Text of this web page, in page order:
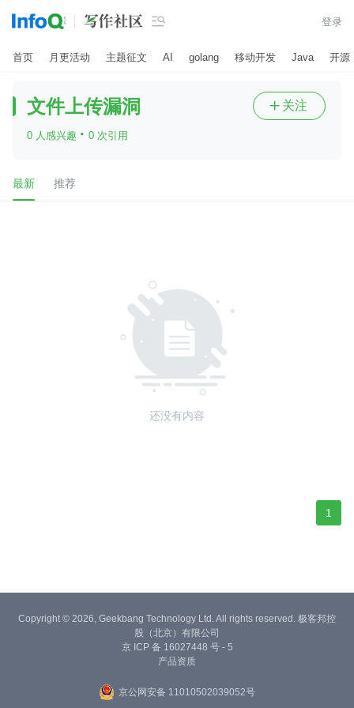
 登录
首页 月更活动 主题征文 AI golang 移动开发 Java 开源
文件上传漏洞
0 人感兴趣 · 0 次引用
 关注
最新 推荐
还没有内容
1
Copyright © 2026, Geekbang Technology Ltd. All rights reserved. 极客邦控
股（北京）有限公司
京 ICP 备 16027448 号 - 5
产品资质
京公网安备 11010502039052号